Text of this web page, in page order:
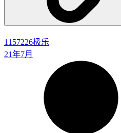
1157226极乐
21年7月